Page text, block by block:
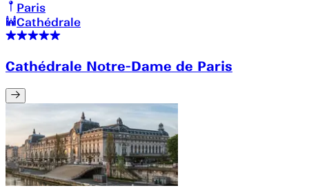
Paris
Cathédrale
Cathédrale Notre-Dame de Paris